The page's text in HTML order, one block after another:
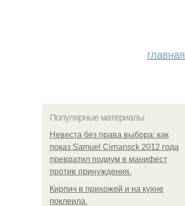
главная
Популярные материалы
Невеста без права выбора: как
показ Samuel Cirnansck 2012 года
превратил подиум в манифест
против принуждения.
Кирпич в прихожей и на кухне
поклеила.